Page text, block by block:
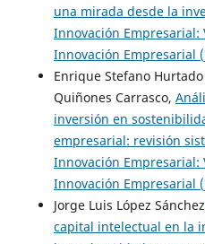
una mirada desde la
Innovación Empresarial:
Innovación Empresarial
Enrique Stefano
Quiñones Carrasco,
inversión en
empresarial: revisión
Innovación Empresarial:
Innovación Empresarial
Jorge Luis López
capital intelectual en la